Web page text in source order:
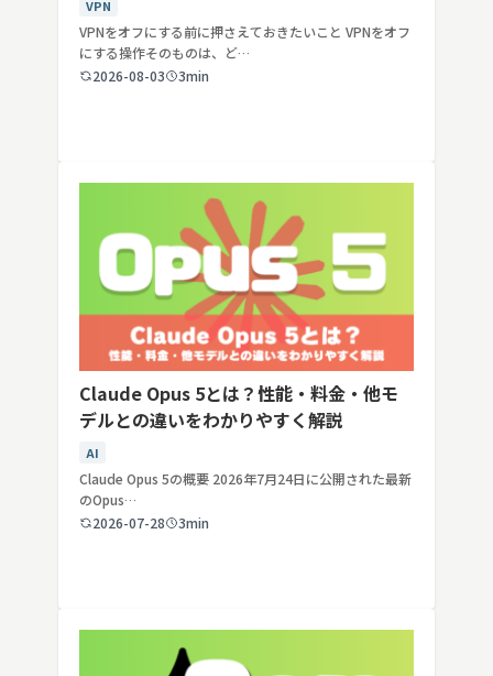
VPN
VPNをオフにする前に押さえておきたいこと VPNをオフ
にする操作そのものは、ど…
2026-08-03
3min
Claude Opus 5とは？性能・料金・他モ
デルとの違いをわかりやすく解説
AI
Claude Opus 5の概要 2026年7月24日に公開された最新
のOpus…
2026-07-28
3min